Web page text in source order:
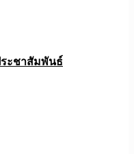
ระชาสัมพันธ์